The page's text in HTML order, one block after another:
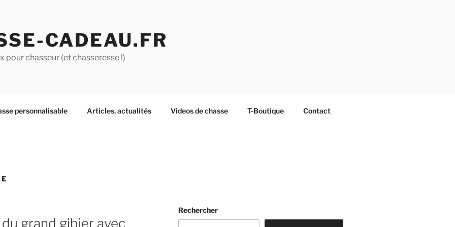
CADEAU.FR
pour chasseur (et chasseresse !)
personnalisable Articles, actualités Videos de chasse T-Boutique Contact
grand gibier avec
Rechercher